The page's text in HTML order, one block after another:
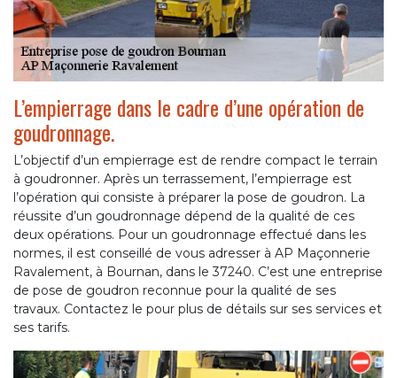
L’empierrage dans le cadre d’une opération de
goudronnage.
L’objectif d’un empierrage est de rendre compact le terrain
à goudronner. Après un terrassement, l’empierrage est
l’opération qui consiste à préparer la pose de goudron. La
réussite d’un goudronnage dépend de la qualité de ces
deux opérations. Pour un goudronnage effectué dans les
normes, il est conseillé de vous adresser à AP Maçonnerie
Ravalement, à Bournan, dans le 37240. C’est une entreprise
de pose de goudron reconnue pour la qualité de ses
travaux. Contactez le pour plus de détails sur ses services et
ses tarifs.